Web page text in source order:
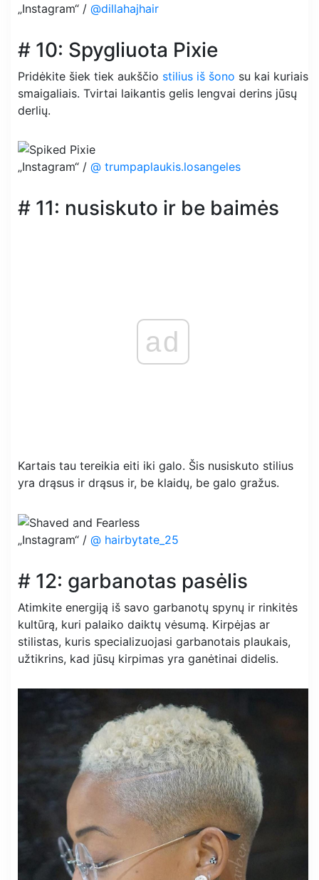
„Instagram“ / @dillahajhair
# 10: Spygliuota Pixie
Pridėkite šiek tiek aukščio stilius iš šono su kai kuriais
smaigaliais. Tvirtai laikantis gelis lengvai derins jūsų
derlių.
„Instagram“ / @ trumpaplaukis.losangeles
# 11: nusiskuto ir be baimės
ad
Kartais tau tereikia eiti iki galo. Šis nusiskuto stilius
yra drąsus ir drąsus ir, be klaidų, be galo gražus.
„Instagram“ / @ hairbytate_25
# 12: garbanotas pasėlis
Atimkite energiją iš savo garbanotų spynų ir rinkitės
kultūrą, kuri palaiko daiktų vėsumą. Kirpėjas ar
stilistas, kuris specializuojasi garbanotais plaukais,
užtikrins, kad jūsų kirpimas yra ganėtinai didelis.